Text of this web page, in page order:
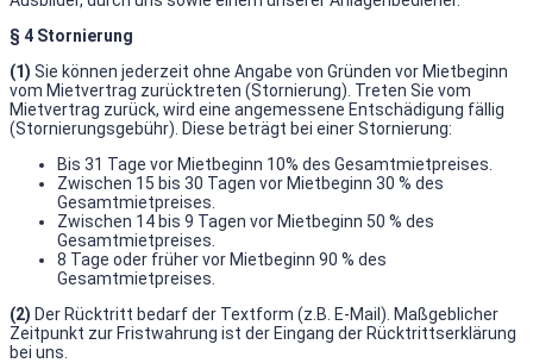
§ 4 Stornierung
(1) Sie können jederzeit ohne Angabe von Gründen vor Mietbeginn
vom Mietvertrag zurücktreten (Stornierung). Treten Sie vom
Mietvertrag zurück, wird eine angemessene Entschädigung fällig
(Stornierungsgebühr). Diese beträgt bei einer Stornierung:
Bis 31 Tage vor Mietbeginn 10% des Gesamtmietpreises.
Zwischen 15 bis 30 Tagen vor Mietbeginn 30 % des
Gesamtmietpreises.
Zwischen 14 bis 9 Tagen vor Mietbeginn 50 % des
Gesamtmietpreises.
8 Tage oder früher vor Mietbeginn 90 % des
Gesamtmietpreises.
(2) Der Rücktritt bedarf der Textform (z.B. E-Mail). Maßgeblicher
Zeitpunkt zur Fristwahrung ist der Eingang der Rücktrittserklärung
bei uns.